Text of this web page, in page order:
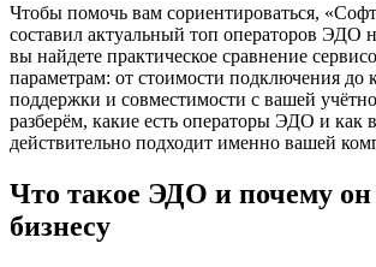
Чтобы помочь вам сориентироваться,
составил актуальный топ операторов ЭДО
вы найдете практическое сравнение
параметрам: от стоимости подключения до
поддержки и совместимости с вашей
разберём, какие есть операторы ЭДО и как
действительно подходит именно вашей
Что такое ЭДО и почему он
бизнесу